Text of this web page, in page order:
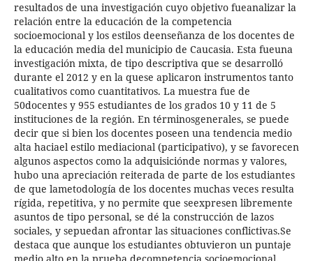
resultados de una investigación cuyo objetivo fueanalizar la
relación entre la educación de la competencia
socioemocional y los estilos deenseñanza de los docentes de
la educación media del municipio de Caucasia. Esta fueuna
investigación mixta, de tipo descriptiva que se desarrolló
durante el 2012 y en la quese aplicaron instrumentos tanto
cualitativos como cuantitativos. La muestra fue de
50docentes y 955 estudiantes de los grados 10 y 11 de 5
instituciones de la región. En términosgenerales, se puede
decir que si bien los docentes poseen una tendencia medio
alta haciael estilo mediacional (participativo), y se favorecen
algunos aspectos como la adquisiciónde normas y valores,
hubo una apreciación reiterada de parte de los estudiantes
de que lametodología de los docentes muchas veces resulta
rígida, repetitiva, y no permite que seexpresen libremente
asuntos de tipo personal, se dé la construcción de lazos
sociales, y sepuedan afrontar las situaciones conflictivas.Se
destaca que aunque los estudiantes obtuvieron un puntaje